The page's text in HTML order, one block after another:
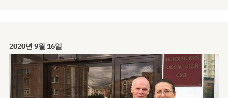
2020년 9월 16일